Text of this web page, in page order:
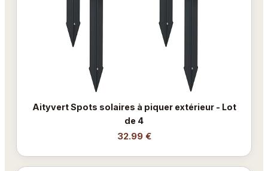
Aityvert Spots solaires à piquer extérieur - Lot
de 4
32.99 €